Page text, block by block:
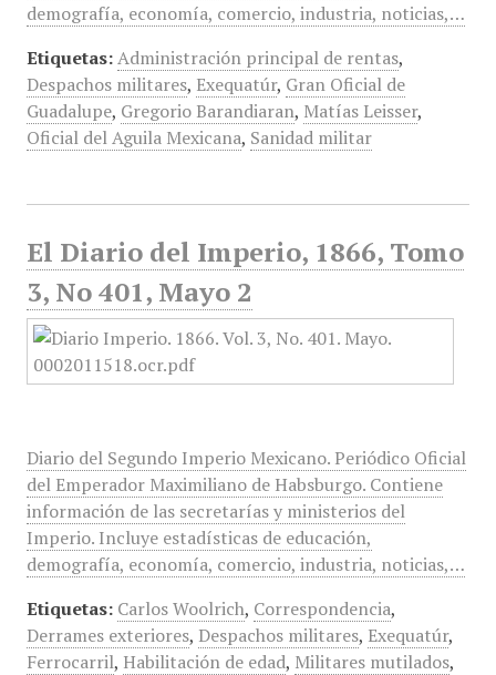
demografía, economía, comercio, industria, noticias,…
Etiquetas: Administración principal de rentas,
Despachos militares, Exequatúr, Gran Oficial de
Guadalupe, Gregorio Barandiaran, Matías Leisser,
Oficial del Aguila Mexicana, Sanidad militar
El Diario del Imperio, 1866, Tomo
3, No 401, Mayo 2
Diario del Segundo Imperio Mexicano. Periódico Oficial
del Emperador Maximiliano de Habsburgo. Contiene
información de las secretarías y ministerios del
Imperio. Incluye estadísticas de educación,
demografía, economía, comercio, industria, noticias,…
Etiquetas: Carlos Woolrich, Correspondencia,
Derrames exteriores, Despachos militares, Exequatúr,
Ferrocarril, Habilitación de edad, Militares mutilados,